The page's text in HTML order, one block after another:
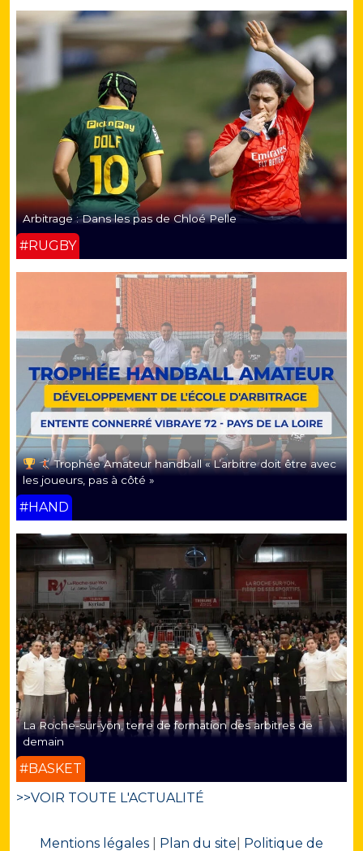
Arbitrage : Dans les pas de Chloé Pelle
#RUGBY
Trophée Amateur handball « L’arbitre doit être avec
les joueurs, pas à côté »
#HAND
La Roche-sur-yon, terre de formation des arbitres de
demain
#BASKET
>>VOIR TOUTE L'ACTUALITÉ
Mentions légales Plan du site Politique de